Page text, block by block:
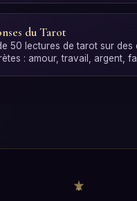
du Tarot
50 lectures de tarot sur des
: amour, travail, argent,